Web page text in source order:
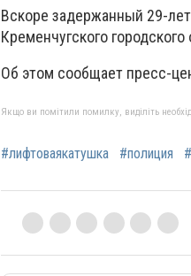
Вскоре задержанный 29-
Кременчугского
Об этом сообщает пресс-
Якщо ви помітили помилку, виділіть
#лифтоваякатушка #полиция